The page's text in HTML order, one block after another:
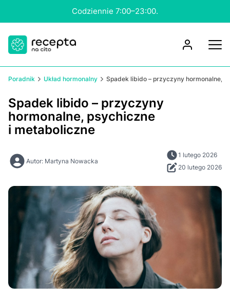
Konsultacja nawet w 15 minut.
Poradnik Układ hormonalny Spadek libido – przyczyny hormonalne,
Spadek libido – przyczyny
hormonalne, psychiczne
i metaboliczne
Autor: Martyna Nowacka
1 lutego 2026
20 lutego 2026